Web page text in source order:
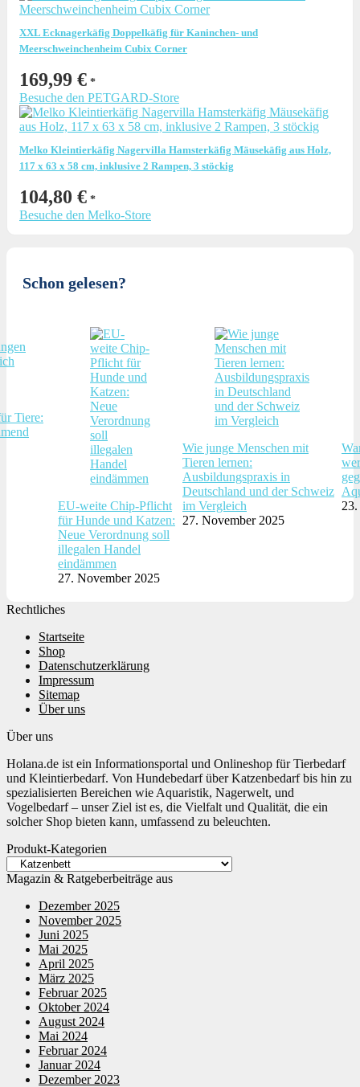
XXL Ecknagerkäfig Doppelkäfig für Kaninchen- und
Meerschweinchenheim Cubix Corner
169,99 €
Besuche den PETGARD-Store
Melko Kleintierkäfig Nagervilla Hamsterkäfig Mäusekäfig aus Holz,
117 x 63 x 58 cm, inklusive 2 Rampen, 3 stöckig
104,80 €
Besuche den Melko-Store
Schon gelesen?
Tiere:
EU-weite Chip-Pflicht
für Hunde und Katzen:
Neue Verordnung soll
illegalen Handel
eindämmen
27. November 2025
Wie junge Menschen mit
Tieren lernen:
Ausbildungspraxis in
Deutschland und der Schweiz
im Vergleich
27. November 2025
Rechtliches
Startseite
Shop
Datenschutzerklärung
Impressum
Sitemap
Über uns
Über uns
Holana.de ist ein Informationsportal und Onlineshop für Tierbedarf
und Kleintierbedarf. Von Hundebedarf über Katzenbedarf bis hin zu
spezialisierten Bereichen wie Aquaristik, Nagerwelt, und
Vogelbedarf – unser Ziel ist es, die Vielfalt und Qualität, die ein
solcher Shop bieten kann, umfassend zu beleuchten.
Produkt-Kategorien
Magazin & Ratgeberbeiträge aus
Dezember 2025
November 2025
Juni 2025
Mai 2025
April 2025
März 2025
Februar 2025
Oktober 2024
August 2024
Mai 2024
Februar 2024
Januar 2024
Dezember 2023